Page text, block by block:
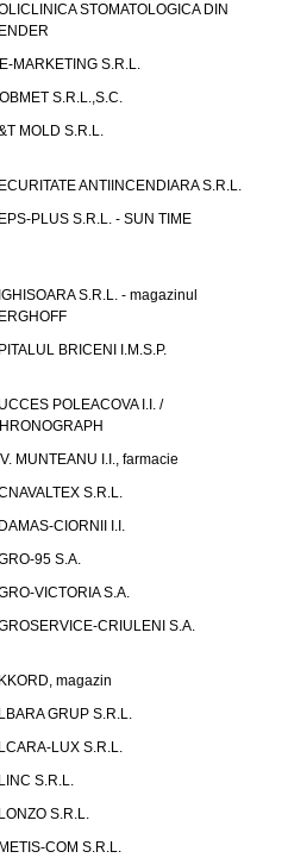
STOMATOLOGICA DIN
MARKETING S.R.L.
S.R.L.,S.C.
MOLD S.R.L.
ANTIINCENDIARA S.R.L.
PLUS S.R.L. - SUN TIME
S.R.L. - magazinul
BRICENI I.M.S.P.
POLEACOVA I.I. /
MUNTEANU I.I., farmacie
S.R.L.
CIORNII I.I.
95 S.A.
VICTORIA S.A.
CRIULENI S.A.
magazin
GRUP S.R.L.
LUX S.R.L.
S.R.L.
S.R.L.
COM S.R.L.